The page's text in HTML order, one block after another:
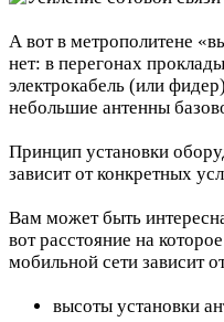
А вот в метрополитене
нет: в перегонах
электрокабель (или
небольшие антенны
Принцип установки
зависит от конкретных
Вам может быть
вот расстояние на
мобильной сети зависит
высоты установки